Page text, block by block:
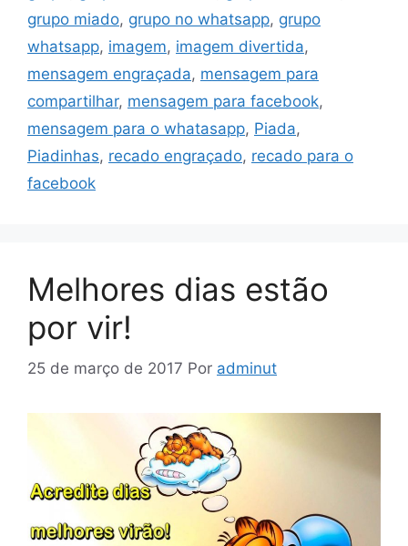
grupo miado, grupo no whatsapp, grupo
whatsapp, imagem, imagem divertida,
mensagem engraçada, mensagem para
compartilhar, mensagem para facebook,
mensagem para o whatasapp, Piada,
Piadinhas, recado engraçado, recado para o
facebook
Melhores dias estão
por vir!
25 de março de 2017 Por adminut